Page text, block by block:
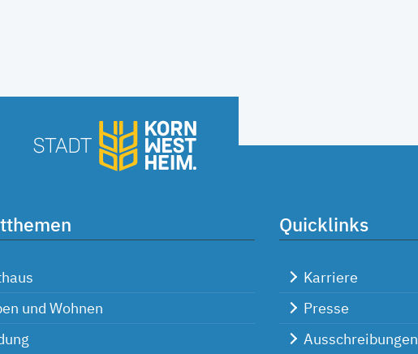
und Wohnen
Quicklinks
Karriere
Presse
Ausschreibungen